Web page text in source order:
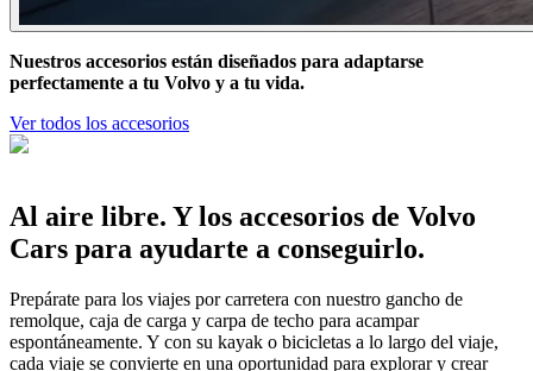
Nuestros accesorios están diseñados para adaptarse
perfectamente a tu Volvo y a tu vida.
Ver todos los accesorios
Al aire libre. Y los accesorios de Volvo
Cars para ayudarte a conseguirlo.
Prepárate para los viajes por carretera con nuestro gancho de
remolque, caja de carga y carpa de techo para acampar
espontáneamente. Y con su kayak o bicicletas a lo largo del viaje,
cada viaje se convierte en una oportunidad para explorar y crear